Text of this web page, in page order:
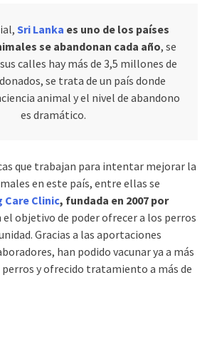
Sri Lanka es uno de los países
se abandonan cada año, se
calles hay más de 3,5 millones de
se trata de un país donde
animal y el nivel de abandono
es dramático.
que trabajan para intentar mejorar la
en este país, entre ellas se
Care Clinic, fundada en 2007 por
el objetivo de poder ofrecer a los perros
Gracias a las aportaciones
han podido vacunar ya a más
y ofrecido tratamiento a más de